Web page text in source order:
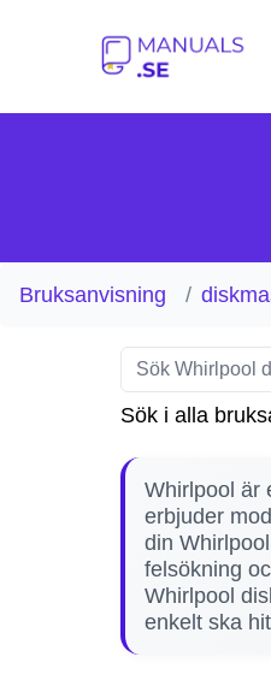
Bruksanvisning
Sök i alla
Whirlpool är
erbjuder
din
felsökning
Whirlpool
enkelt ska